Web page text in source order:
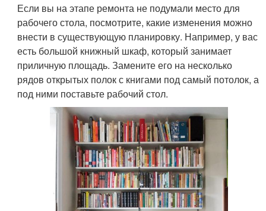
Если вы на этапе ремонта не подумали место для
рабочего стола, посмотрите, какие изменения можно
внести в существующую планировку. Например, у вас
есть большой книжный шкаф, который занимает
приличную площадь. Замените его на несколько
рядов открытых полок с книгами под самый потолок, а
под ними поставьте рабочий стол.